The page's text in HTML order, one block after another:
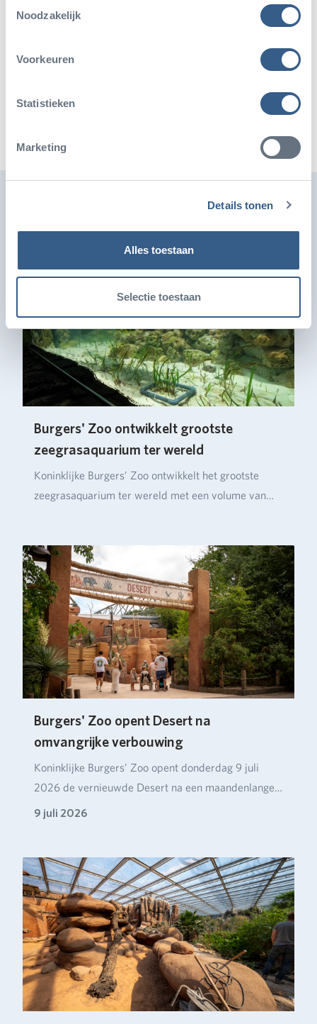
Noodzakelijk
Voorkeuren
Statistieken
Marketing
Details tonen
Alles toestaan
Selectie toestaan
Burgers' Zoo ontwikkelt grootste
zeegrasaquarium ter wereld
Koninklijke Burgers’ Zoo ontwikkelt het grootste
zeegrasaquarium ter wereld met een volume van
Burgers' Zoo opent Desert na
omvangrijke verbouwing
Koninklijke Burgers’ Zoo opent donderdag 9 juli
2026 de vernieuwde Desert na een maandenlange
verbou…
9 juli 2026